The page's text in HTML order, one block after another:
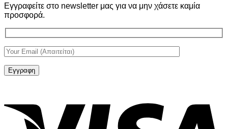
Εγγραφείτε στο newsletter μας για να μην χάσετε καμία
προσφορά.